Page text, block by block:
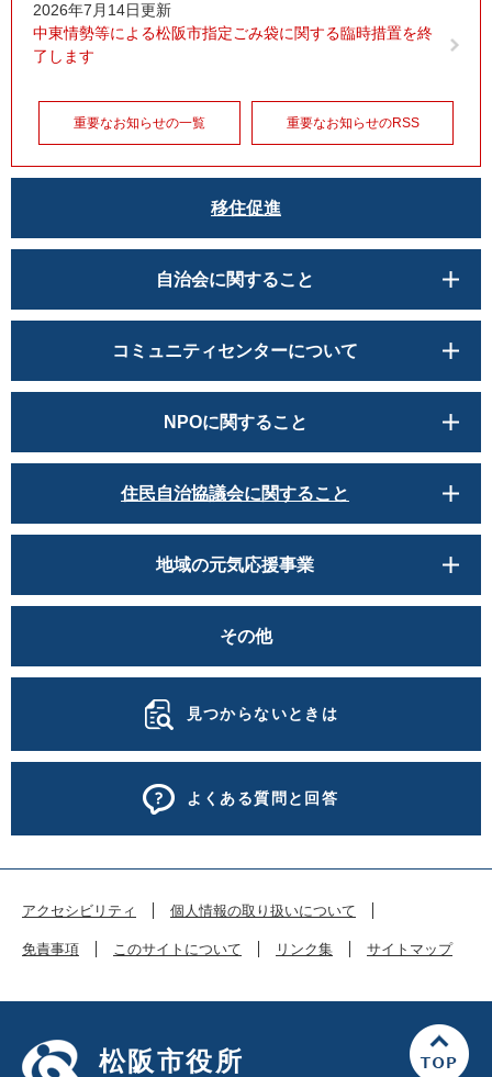
2026年7月14日更新
中東情勢等による松阪市指定ごみ袋に関する臨時措置を終
了します
重要なお知らせの一覧 重要なお知らせのRSS
移住促進
自治会に関すること
コミュニティセンターについて
NPOに関すること
住民自治協議会に関すること
地域の元気応援事業
その他
見つからないときは
よくある質問と回答
アクセシビリティ 個人情報の取り扱いについて
免責事項 このサイトについて リンク集 サイトマップ
松阪市役所